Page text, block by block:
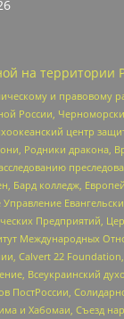
на территории
и правовому
России,
центр
Родники дракона,
Бард колледж,
Предприятий,
Международных
Calvert 22 Foundation,
Всеукраинский
и Хабомаи, Съезд